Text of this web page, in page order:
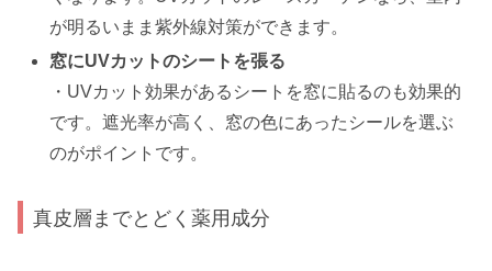
が明るいまま紫外線対策ができます。
窓にUVカットのシートを張る
・UVカット効果があるシートを窓に貼るのも効果的
です。遮光率が高く、窓の色にあったシールを選ぶ
のがポイントです。
真皮層までとどく薬用成分